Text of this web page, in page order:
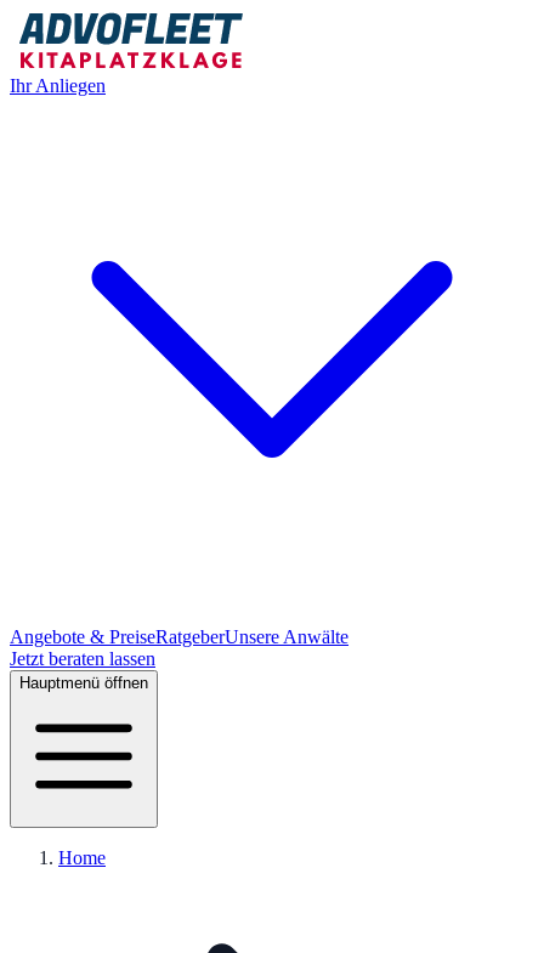
Ihr Anliegen
Angebote & PreiseRatgeberUnsere Anwälte
Jetzt beraten lassen
Hauptmenü öffnen
Home